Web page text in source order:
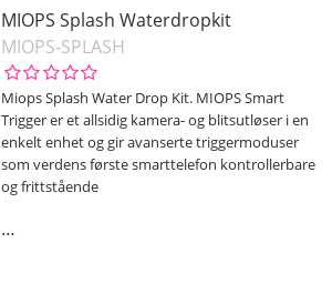
MIOPS Splash Waterdropkit
MIOPS-SPLASH
Miops Splash Water Drop Kit. MIOPS Smart
Trigger er et allsidig kamera- og blitsutløser i en
enkelt enhet og gir avanserte triggermoduser
som verdens første smarttelefon kontrollerbare
og frittstående
…